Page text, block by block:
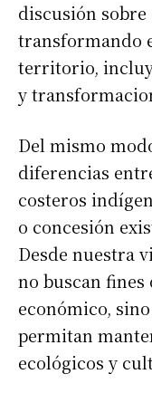
discusión sobre
transformando
territorio,
y
Del mismo
diferencias
costeros
o concesión
Desde nuestra
no buscan
económico,
permitan
ecológicos y